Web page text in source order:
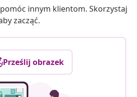
innym klientom. Skorzystaj
zacząć.
Prześlij obrazek